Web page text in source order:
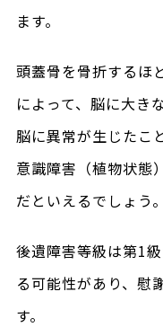
ます。
頭蓋骨を骨折するほ
によって、脳に大き
脳に異常が生じたこ
意識障害（植物状態
だといえるでしょう。
後遺障害等級は第1
る可能性があり、慰
す。